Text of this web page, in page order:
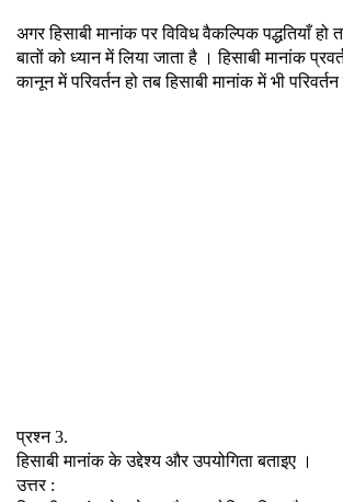
अगर हिसाबी मानांक पर विविध वैकल्पिक पद्धतियाँ
बातों को ध्यान में लिया जाता है । हिसाबी मानांक
कानून में परिवर्तन हो तब हिसाबी मानांक में भी परिवर्तन
प्रश्न 3.
हिसाबी मानांक के उद्देश्य और उपयोगिता बताइए ।
उत्तर :